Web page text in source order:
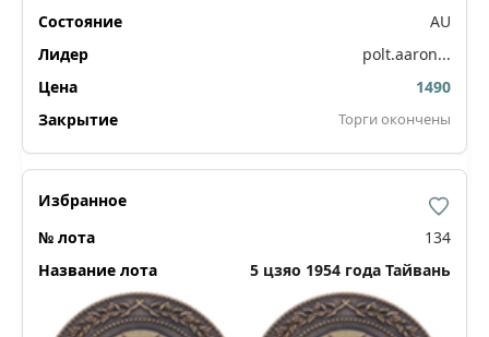
AU
polt.aaron...
1490
Торги окончены
134
5 цзяо 1954 года Тайвань